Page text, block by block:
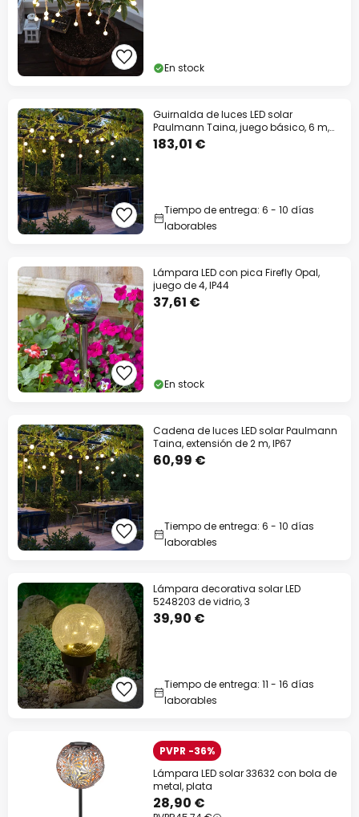
En stock
Guirnalda de luces LED solar
Paulmann Taina, juego básico, 6 m,
IP67
183,01 €
Tiempo de entrega: 6 - 10 días
laborables
Lámpara LED con pica Firefly Opal,
juego de 4, IP44
37,61 €
En stock
Cadena de luces LED solar Paulmann
Taina, extensión de 2 m, IP67
60,99 €
Tiempo de entrega: 6 - 10 días
laborables
Lámpara decorativa solar LED
5248203 de vidrio, 3
39,90 €
Tiempo de entrega: 11 - 16 días
laborables
PVPR -36%
Lámpara LED solar 33632 con bola de
metal, plata
28,90 €